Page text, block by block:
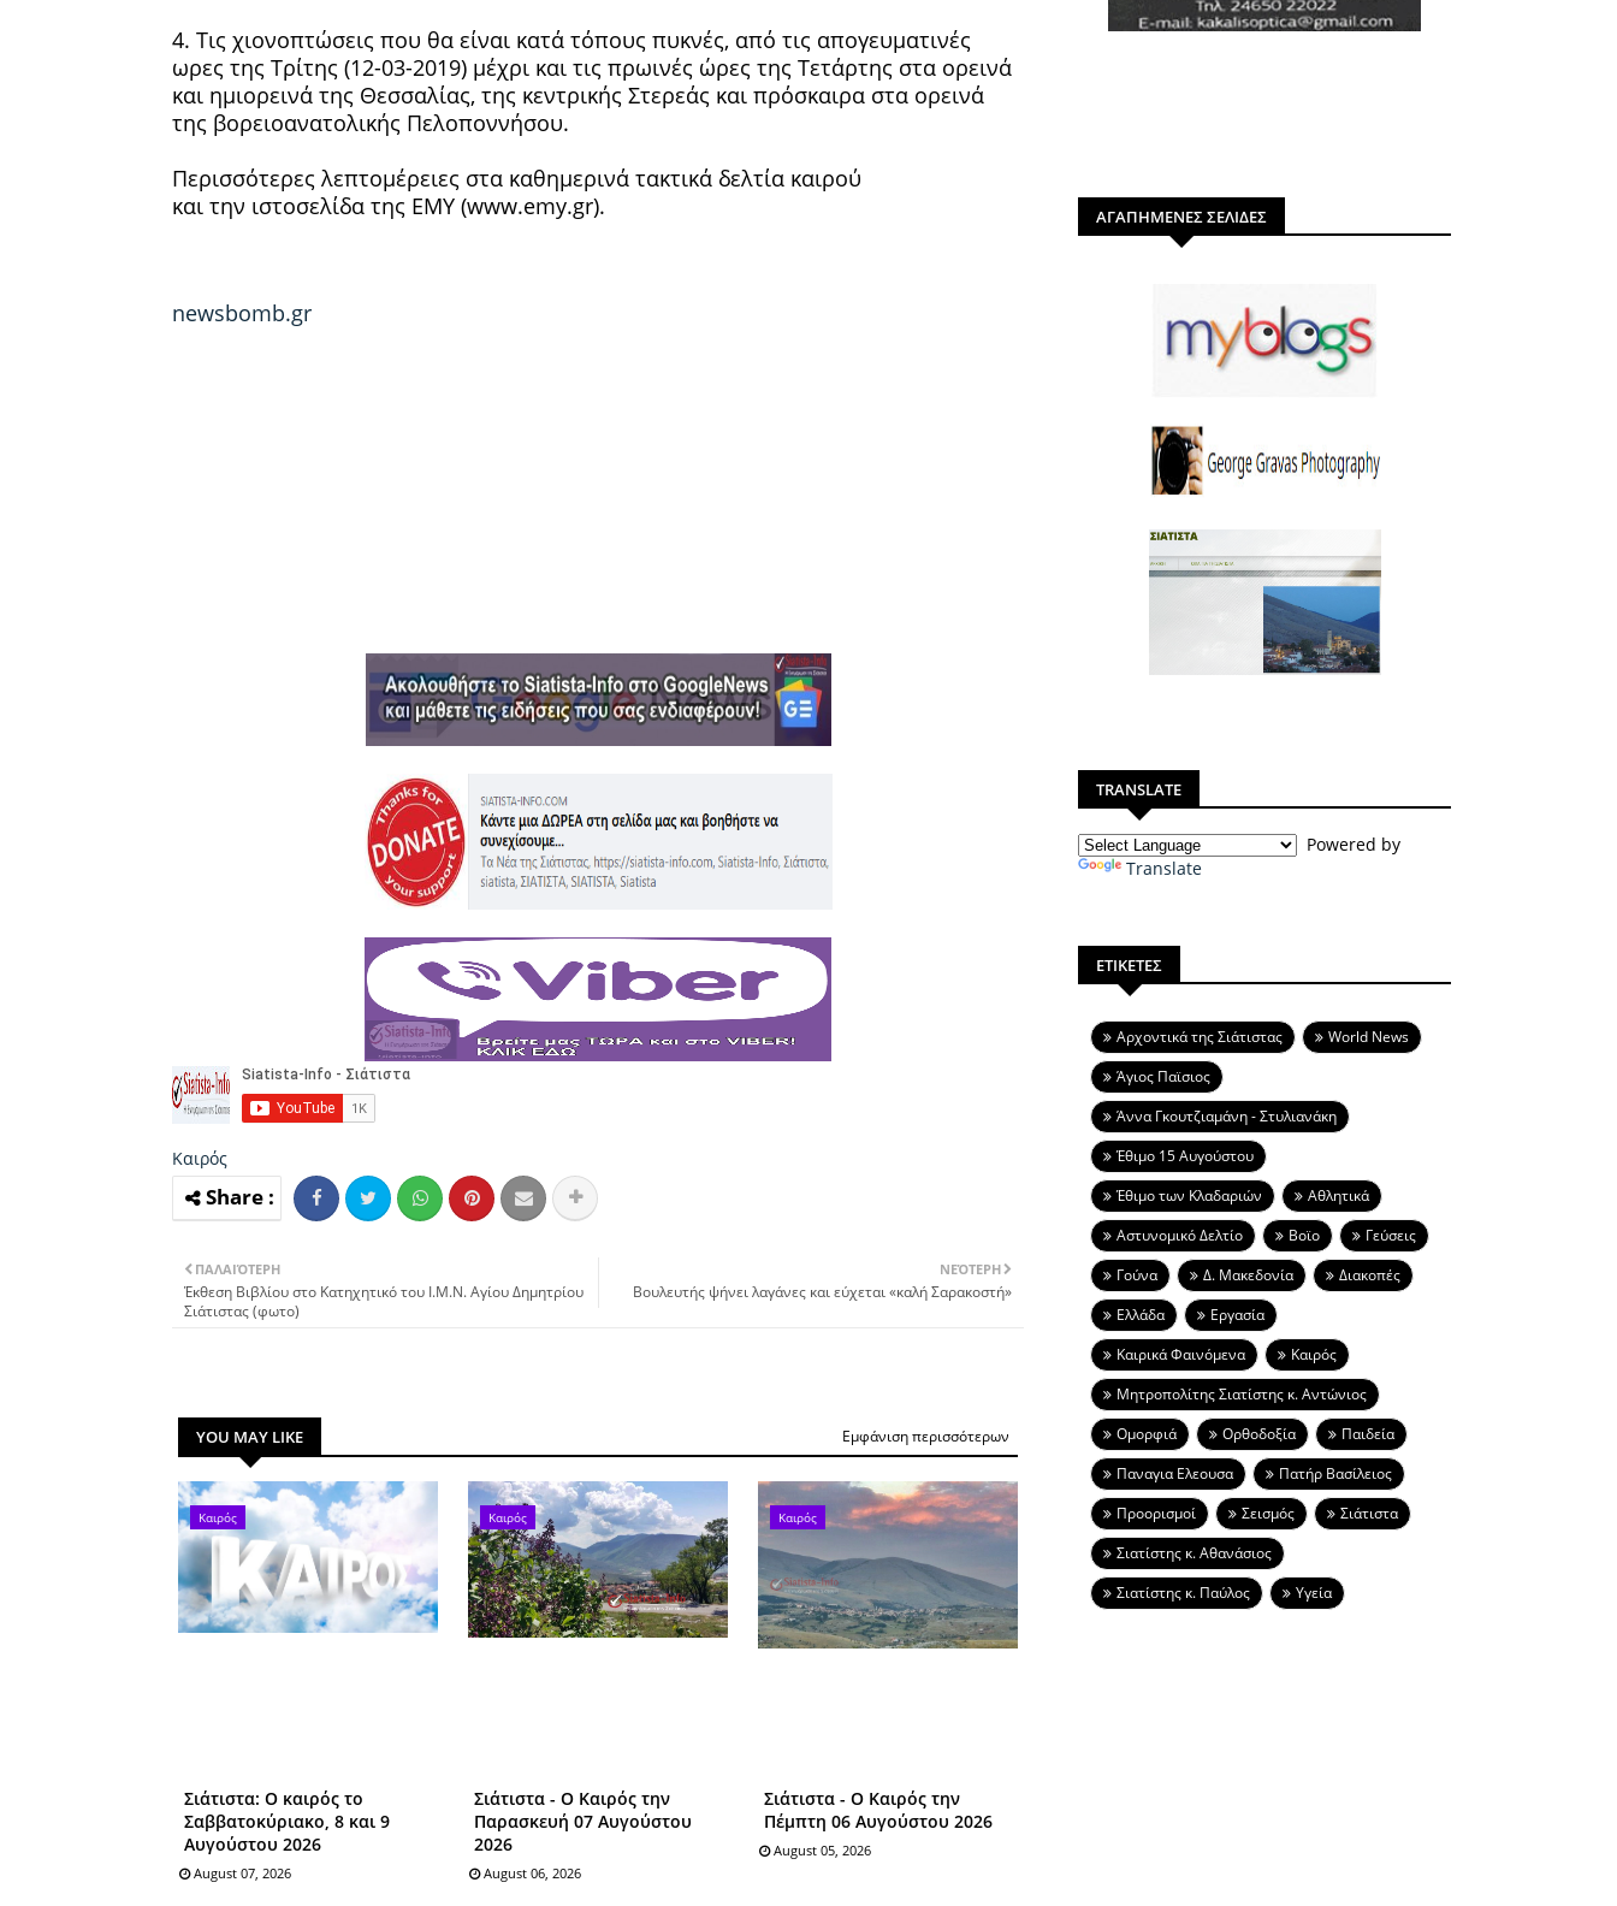
4. Τις χιονοπτώσεις που θα είναι κατά τόπους πυκνές, από τις απογευματινές
ωρες της Τρίτης (12-03-2019) μέχρι και τις πρωινές ώρες της Τετάρτης στα ορεινά
και ημιορεινά της Θεσσαλίας, της κεντρικής Στερεάς και πρόσκαιρα στα ορεινά
της βορειοανατολικής Πελοποννήσου.
Περισσότερες λεπτομέρειες στα καθημερινά τακτικά δελτία καιρού
και την ιστοσελίδα της ΕΜΥ (www.emy.gr).
newsbomb.gr
Καιρός
ΝΕΌΤΕΡΗ
Βουλευτής ψήνει λαγάνες και εύχεται «καλή Σαρακοστή»
ΠΑΛΑΙΌΤΕΡΗ
Έκθεση Βιβλίου στο Κατηχητικό του Ι.Μ.Ν. Αγίου Δημητρίου
Σιάτιστας (φωτο)
YOU MAY LIKE Εμφάνιση περισσότερων
Καιρός
Σιάτιστα: O καιρός το
Σαββατοκύριακο, 8 και 9
Αυγούστου 2026
August 07, 2026
Καιρός
Σιάτιστα - Ο Καιρός την
Παρασκευή 07 Αυγούστου
2026
August 06, 2026
Καιρός
Σιάτιστα - Ο Καιρός την
Πέμπτη 06 Αυγούστου 2026
August 05, 2026
ΑΓΑΠΗΜΕΝΕΣ ΣΕΛΙΔΕΣ
TRANSLATE
Powered by
Translate
ΕΤΙΚΕΤΕΣ
Aρχοντικά της Σιάτιστας
World News
Άγιος Παϊσιος
Άννα Γκουτζιαμάνη - Στυλιανάκη
Έθιμο 15 Αυγούστου
Έθιμο των Κλαδαριών
Αθλητικά
Αστυνομικό Δελτίο
Βοϊο
Γεύσεις
Γούνα
Δ. Μακεδονία
Διακοπές
Ελλάδα
Εργασία
Καιρικά Φαινόμενα
Καιρός
Μητροπολίτης Σιατίστης κ. Αντώνιος
Ομορφιά
Ορθοδοξία
Παιδεία
Παναγια Ελεουσα
Πατήρ Βασίλειος
Προορισμοί
Σεισμός
Σιάτιστα
Σιατίστης κ. Αθανάσιος
Σιατίστης κ. Παύλος
Υγεία